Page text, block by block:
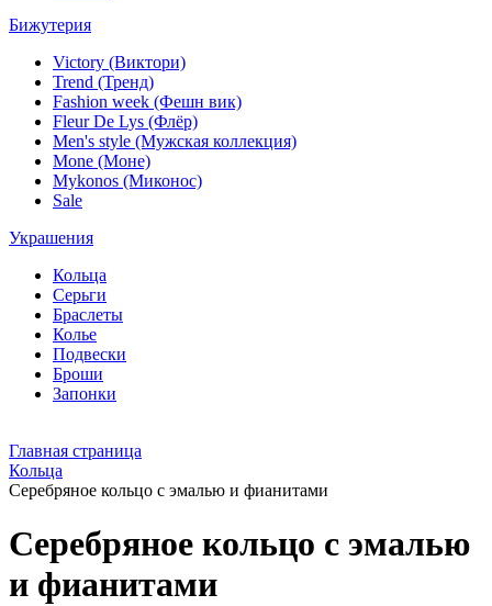
Бижутерия
Victory (Виктори)
Trend (Тренд)
Fashion week (Фешн вик)
Fleur De Lys (Флёр)
Men's style (Мужская коллекция)
Mone (Моне)
Mykonos (Миконос)
Sale
Украшения
Кольца
Серьги
Браслеты
Колье
Подвески
Броши
Запонки
Главная страница
Кольца
Серебряное кольцо с эмалью и фианитами
Серебряное кольцо с эмалью
и фианитами